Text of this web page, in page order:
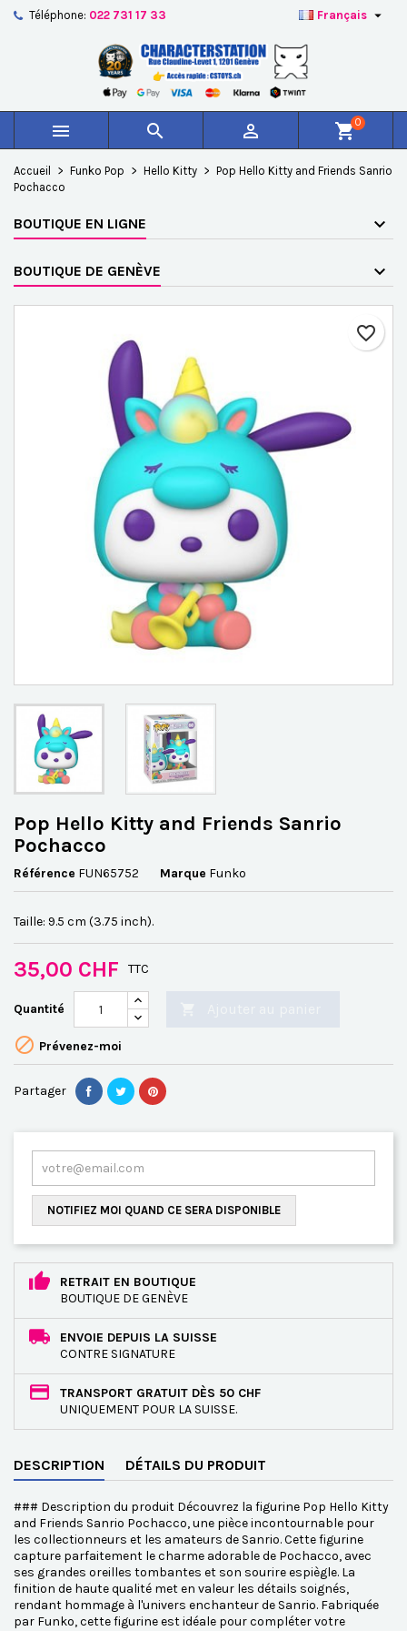
Téléphone: 022 731 17 33 Français 
   shopping_cart0
Accueil Funko Pop Hello Kitty
Pop Hello Kitty and Friends Sanrio
Pochacco
BOUTIQUE EN LIGNE
BOUTIQUE DE GENÈVE
favorite_border
Pop Hello Kitty and Friends Sanrio
Pochacco
Référence FUN65752 Marque Funko
Taille: 9.5 cm (3.75 inch).
35,00 CHF TTC
Quantité
 Prévenez-moi
Partager
NOTIFIEZ MOI QUAND CE SERA DISPONIBLE
RETRAIT EN BOUTIQUE
BOUTIQUE DE GENÈVE
ENVOIE DEPUIS LA SUISSE
CONTRE SIGNATURE
TRANSPORT GRATUIT DÈS 50 CHF
UNIQUEMENT POUR LA SUISSE.
DESCRIPTION DÉTAILS DU PRODUIT
### Description du produit Découvrez la figurine Pop Hello Kitty
and Friends Sanrio Pochacco, une pièce incontournable pour
les collectionneurs et les amateurs de Sanrio. Cette figurine
capture parfaitement le charme adorable de Pochacco, avec
ses grandes oreilles tombantes et son sourire espiègle. La
finition de haute qualité met en valeur les détails soignés,
rendant hommage à l'univers enchanteur de Sanrio. Fabriquée
par Funko, cette figurine est idéale pour compléter votre
Créer une nouvelle liste
Nom de la liste d'envies
Annuler Créer une liste d'envies
Vous devez être connecté pour ajouter des produits à
votre liste d'envies.